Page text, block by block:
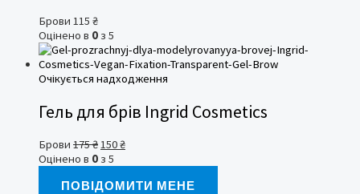
Брови 115 ₴
Оцінено в 0 з 5
Очікується надходження
Гель для брів Ingrid Cosmetics
Брови 175₴ Оригінальна
ціна:
150₴Поточна
Оцінено в 0 з 5
ПОВІДОМИТИ МЕНЕ